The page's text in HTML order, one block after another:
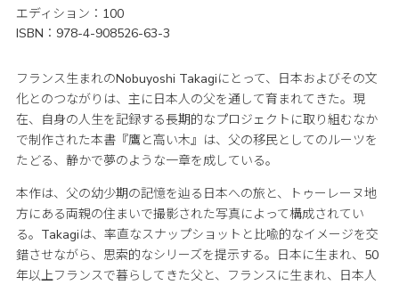
エディション
100
ISBN
978-4-908526-63-3
フランス生まれのNobuyoshi Takagiにとって、日本およびその文
化とのつながりは、主に日本人の父を通して育まれてきた。現
在、自身の人生を記録する長期的なプロジェクトに取り組むなか
で制作された本書『鷹と高い木』は、父の移民としてのルーツを
たどる、静かで夢のような一章を成している。
本作は、父の幼少期の記憶を辿る日本への旅と、トゥーレーヌ地
方にある両親の住まいで撮影された写真によって構成されてい
る。Takagiは、率直なスナップショットと比喩的なイメージを交
錯させながら、思索的なシリーズを提示する。日本に生まれ、50
年以上フランスで暮らしてきた父と、フランスに生まれ、日本人